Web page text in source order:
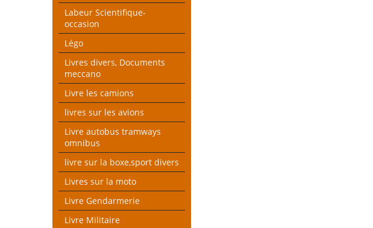
Labeur Scientifique-
occasion
Légo
Livres divers, Documents
meccano
Livre les camions
livres sur les avions
Livre autobus tramways
omnibus
livre sur la boxe,sport divers
Livres sur la moto
Livre Gendarmerie
Livre Militaire